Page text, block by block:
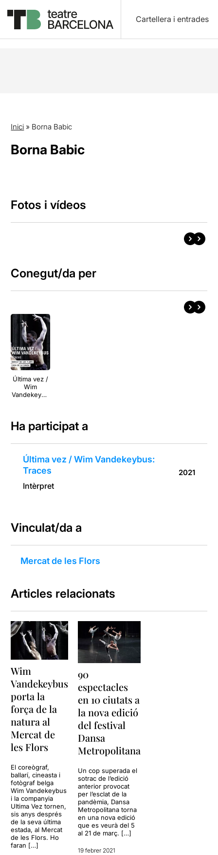
Cartellera i entrades
Inici » Borna Babic
Borna Babic
Fotos i vídeos
Conegut/da per
Última vez /
Wim
Vandekeybu
Ha participat a
Última vez / Wim Vandekeybus:
Traces
Intèrpret
2021
Vinculat/da a
Mercat de les Flors
Articles relacionats
Wim
Vandekeybus
porta la
força de la
natura al
Mercat de
les Flors
El coreògraf,
ballarí, cineasta i
fotògraf belga
Wim Vandekeybus
i la companyia
Ultima Vez tornen,
sis anys després
de la seva última
estada, al Mercat
de les Flors. Ho
faran […]
90
espectacles
en 10 ciutats a
la nova edició
del festival
Dansa
Metropolitana
Un cop superada el
sotrac de l’edició
anterior provocat
per l’esclat de la
pandèmia, Dansa
Metropolitana torna
en una nova edició
que es veurà del 5
al 21 de març. […]
19 febrer 2021